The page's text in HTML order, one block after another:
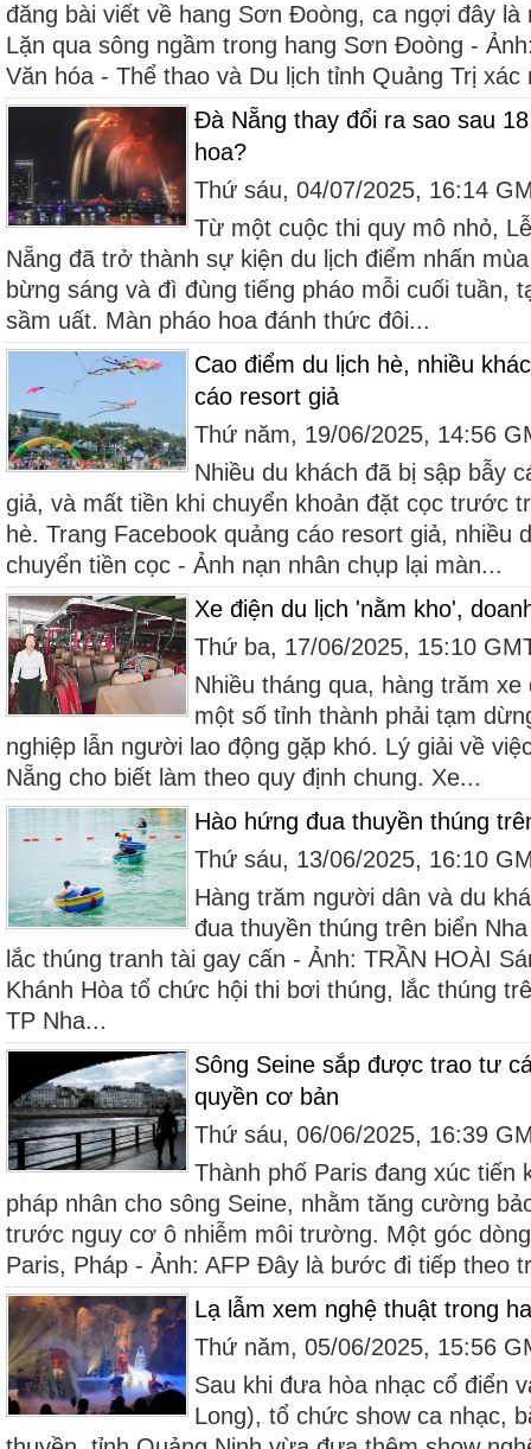
đăng bài viết về hang Sơn Đoòng, ca ngợi đây
Lặn qua sông ngầm trong hang Sơn Đoòng -
Văn hóa - Thể thao và Du lịch tỉnh Quảng Trị xác
Đà Nẵng thay đổi ra sao sau
hoa?
Thứ sáu, 04/07/2025, 16:14
Từ một cuộc thi quy mô nhỏ,
Nẵng đã trở thành sự kiện du lịch điểm nhấn
bừng sáng và đì đùng tiếng pháo mỗi cuối tuần,
sầm uất. Màn pháo hoa đánh thức đôi...
Cao điểm du lịch hè, nhiều
cáo resort giả
Thứ năm, 19/06/2025, 14:56
Nhiều du khách đã bị sập bẫy
giả, và mất tiền khi chuyển khoản đặt cọc trước
hè. Trang Facebook quảng cáo resort giả, nhiều
chuyển tiền cọc - Ảnh nạn nhân chụp lại màn...
Xe điện du lịch 'nằm kho',
Thứ ba, 17/06/2025, 15:10
Nhiều tháng qua, hàng trăm
một số tỉnh thành phải tạm
nghiệp lẫn người lao động gặp khó. Lý giải về
Nẵng cho biết làm theo quy định chung. Xe...
Hào hứng đua thuyền thúng
Thứ sáu, 13/06/2025, 16:10
Hàng trăm người dân và du
đua thuyền thúng trên biển
lắc thúng tranh tài gay cấn - Ảnh: TRẦN HOÀI
Khánh Hòa tổ chức hội thi bơi thúng, lắc thúng
TP Nha...
Sông Seine sắp được trao tư
quyền cơ bản
Thứ sáu, 06/06/2025, 16:39
Thành phố Paris đang xúc tiến
pháp nhân cho sông Seine, nhằm tăng cường
trước nguy cơ ô nhiễm môi trường. Một góc
Paris, Pháp - Ảnh: AFP Đây là bước đi tiếp theo
Lạ lẫm xem nghệ thuật trong
Thứ năm, 05/06/2025, 15:56
Sau khi đưa hòa nhạc cổ điển
Long), tổ chức show ca nhạc,